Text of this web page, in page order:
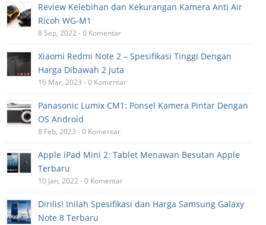
Review Kelebihan dan Kekurangan Kamera Anti Air
Ricoh WG-M1
8 Sep, 2022 - 0 Komentar
Xiaomi Redmi Note 2 – Spesifikasi Tinggi Dengan
Harga Dibawah 2 Juta
16 Mar, 2023 - 0 Komentar
Panasonic Lumix CM1: Ponsel Kamera Pintar Dengan
OS Android
8 Feb, 2023 - 0 Komentar
Apple iPad Mini 2: Tablet Menawan Besutan Apple
Terbaru
10 Jan, 2022 - 0 Komentar
Dirilis! Inilah Spesifikasi dan Harga Samsung Galaxy
Note 8 Terbaru